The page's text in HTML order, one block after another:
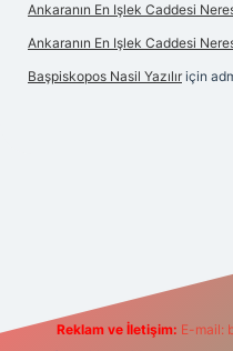
Ankaranın En Işlek Caddesi
Ankaranın En Işlek Caddesi
Başpiskopos Nasil Yazılır için
Reklam ve İletişim: E-mail: